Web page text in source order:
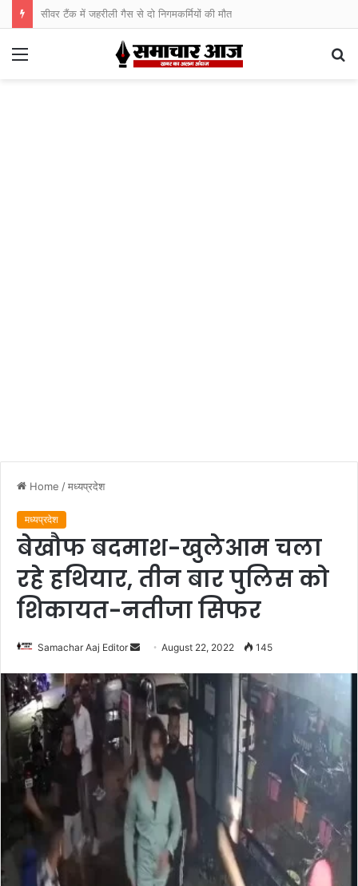
सीवर टैंक में जहरीली गैस से दो निगमकर्मियों की मौत
Menu
Home /मध्यप्रदेश
मध्यप्रदेश
बेखौफ बदमाश-खुलेआम चला
रहे हथियार, तीन बार पुलिस को
शिकायत-नतीजा सिफर
Samachar Aaj Editor
Send
email
August 22, 2022 145